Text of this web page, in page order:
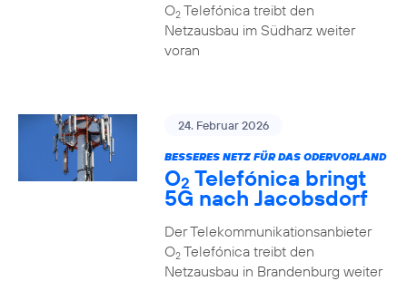
O2Telefónica treibt den
Netzausbau im Südharz weiter
voran
24. Februar 2026
BESSERES NETZ FÜR DAS ODERVORLAND
O2 Telefónica bringt
5G nach Jacobsdorf
Der Telekommunikationsanbieter
O2Telefónica treibt den
Netzausbau in Brandenburg weiter